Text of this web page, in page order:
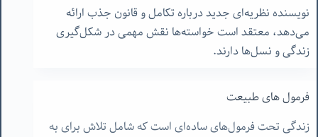
نویسنده نظریه‌ای جدید درباره تکامل و قانون جذب ارائه
می‌دهد، معتقد است خواسته‌ها نقش مهمی در شکل‌گیری
زندگی و نسل‌ها دارند.
فرمول های طبیعت
زندگی تحت فرمول‌های ساده‌ای است که شامل تلاش برای به